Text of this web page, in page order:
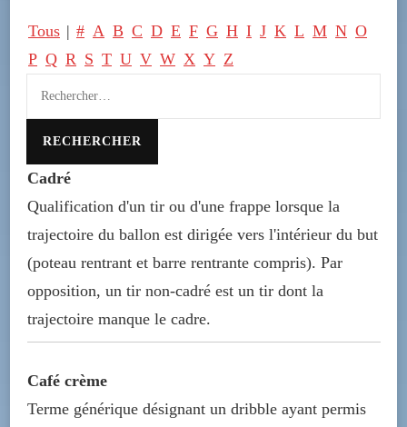
Tous | # A B C D E F G H I J K L M N O
P Q R S T U V W X Y Z
Cadré
Qualification d'un tir ou d'une frappe lorsque la
trajectoire du ballon est dirigée vers l'intérieur du but
(poteau rentrant et barre rentrante compris). Par
opposition, un tir non-cadré est un tir dont la
trajectoire manque le cadre.
Café crème
Terme générique désignant un dribble ayant permis